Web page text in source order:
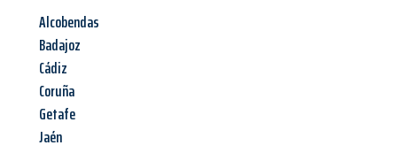
Alcobendas
Badajoz
Cádiz
Coruña
Getafe
Jaén